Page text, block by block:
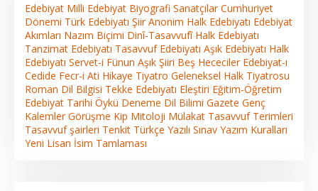
Edebiyat Milli Edebiyat Biyografi Sanatçılar Cumhuriyet
Dönemi Türk Edebiyatı Şiir Anonim Halk Edebiyatı Edebiyat
Akımları Nazım Biçimi Dinî-Tasavvufî Halk Edebiyatı
Tanzimat Edebiyatı Tasavvuf Edebiyatı Aşık Edebiyatı Halk
Edebiyatı Servet-i Fünun Aşık Şiiri Beş Hececiler Edebiyat-ı
Cedide Fecr-i Ati Hikaye Tiyatro Geleneksel Halk Tiyatrosu
Roman Dil Bilgisi Tekke Edebiyatı Eleştiri Eğitim-Öğretim
Edebiyat Tarihi Öykü Deneme Dil Bilimi Gazete Genç
Kalemler Görüşme Kip Mitoloji Mülakat Tasavvuf Terimleri
Tasavvuf şairleri Tenkit Türkçe Yazılı Sınav Yazım Kuralları
Yeni Lisan İsim Tamlaması